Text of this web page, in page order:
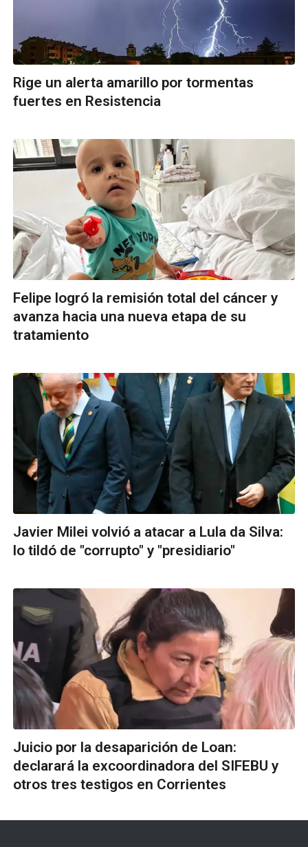
Rige un alerta amarillo por tormentas
fuertes en Resistencia
Felipe logró la remisión total del cáncer y
avanza hacia una nueva etapa de su
tratamiento
Javier Milei volvió a atacar a Lula da Silva:
lo tildó de "corrupto" y "presidiario"
Juicio por la desaparición de Loan:
declarará la excoordinadora del SIFEBU y
otros tres testigos en Corrientes